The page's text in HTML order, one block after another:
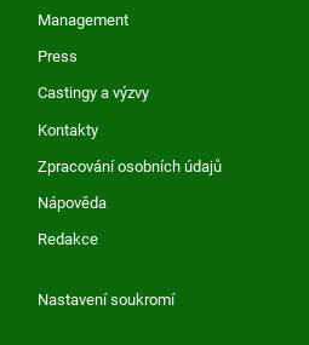
Management
Press
Castingy a výzvy
Kontakty
Zpracování osobních údajů
Nápověda
Redakce
Nastavení soukromí